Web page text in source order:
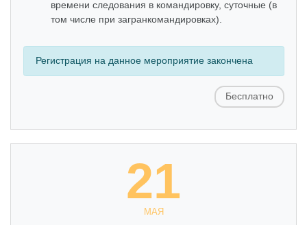
времени следования в командировку, суточные (в
том числе при загранкомандировках).
Регистрация на данное мероприятие закончена
Бесплатно
21
МАЯ